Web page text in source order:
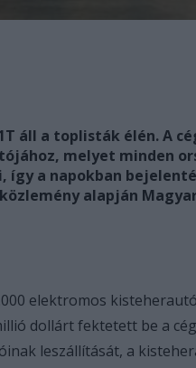
áll a toplisták élén. A
melyet minden
így a napokban
alapján
elektromos
dollárt fektetett be a
leszállítását, a